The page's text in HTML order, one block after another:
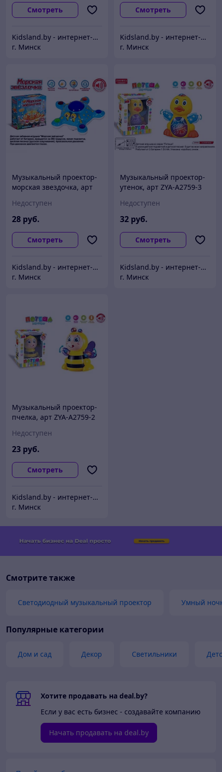
Смотреть
Kidsland.by - интернет-магазин детских товаров, для дачи и дома и товаров для активного отдыха
г. Минск
Смотреть
Kidsland.by - интернет-магазин детских товаров, для дачи и дома и товаров для активного отдыха
г. Минск
Музыкальный проектор-
морская звездочка, арт
Недоступен
28 руб.
Смотреть
Kidsland.by - интернет-магазин детских товаров, для дачи и дома и товаров для активного отдыха
г. Минск
Музыкальный проектор-
утенок, арт ZYA-A2759-3
Недоступен
32 руб.
Смотреть
Kidsland.by - интернет-магазин детских товаров, для дачи и дома и товаров для активного отдыха
г. Минск
Музыкальный проектор-
пчелка, арт ZYA-A2759-2
Недоступен
23 руб.
Смотреть
Kidsland.by - интернет-магазин детских товаров, для дачи и дома и товаров для активного отдыха
г. Минск
Смотрите также
Светодиодный музыкальный проектор Умный
Популярные категории
Дом и сад Декор Светильники
Хотите продавать на deal.by?
Если у вас есть бизнес - создавайте компанию
Начать продавать на deal.by